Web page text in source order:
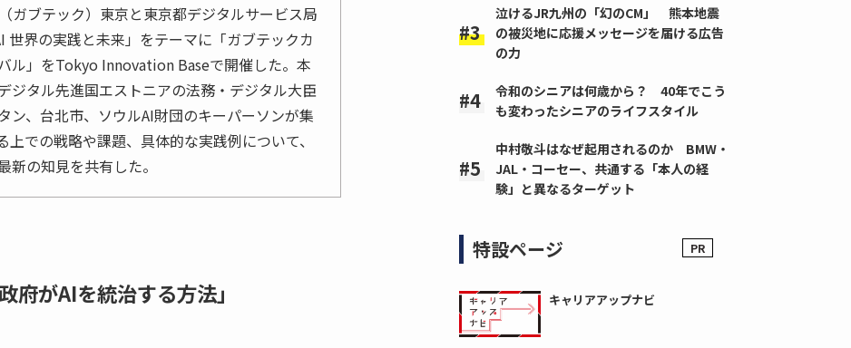
ガブテック）東京と東京都デジタルサービス局
界の実践と未来」をテーマに「ガブテックカ
ル」をTokyo Innovation Baseで開催した。本
ジタル先進国エストニアの法務・デジタル大臣
ン、台北市、ソウルAI財団のキーパーソンが集
での戦略や課題、具体的な実践例について、
新の知見を共有した。
府がAIを統治する方法」
泣けるJR九州の「幻のCM」 熊本地震
の被災地に応援メッセージを届ける広告
の力
令和のシニアは何歳から？ 40年でこう
も変わったシニアのライフスタイル
中村敬斗はなぜ起用されるのか BMW・
JAL・コーセー、共通する「本人の経
験」と異なるターゲット
特設ページ
キャリアアップナビ